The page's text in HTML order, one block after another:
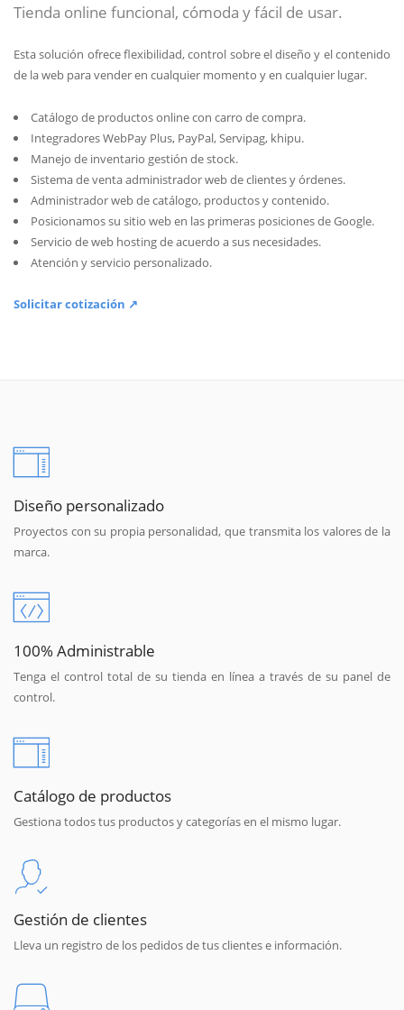
Tienda online funcional, cómoda y fácil de usar.
Esta solución ofrece flexibilidad, control sobre el diseño y el contenido
de la web para vender en cualquier momento y en cualquier lugar.
Catálogo de productos online con carro de compra.
Integradores WebPay Plus, PayPal, Servipag, khipu.
Manejo de inventario gestión de stock.
Sistema de venta administrador web de clientes y órdenes.
Administrador web de catálogo, productos y contenido.
Posicionamos su sitio web en las primeras posiciones de Google.
Servicio de web hosting de acuerdo a sus necesidades.
Atención y servicio personalizado.
Solicitar cotización ↗
Diseño personalizado
Proyectos con su propia personalidad, que transmita los valores de la
marca.
100% Administrable
Tenga el control total de su tienda en línea a través de su panel de
control.
Catálogo de productos
Gestiona todos tus productos y categorías en el mismo lugar.
Gestión de clientes
Lleva un registro de los pedidos de tus clientes e información.